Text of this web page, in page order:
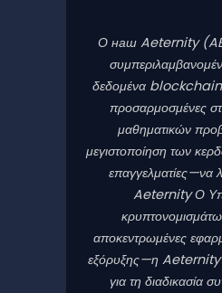
Ο наш Aeternity
δεδομένα blockchain
προσαρμοσμένες
μαθηματικών
μεγιστοποίηση των
επαγγελματίες—να
Aeternity Ο
αποκεντρωμένες
εξόρυξης—η Aeternity
για τη διαδικασία